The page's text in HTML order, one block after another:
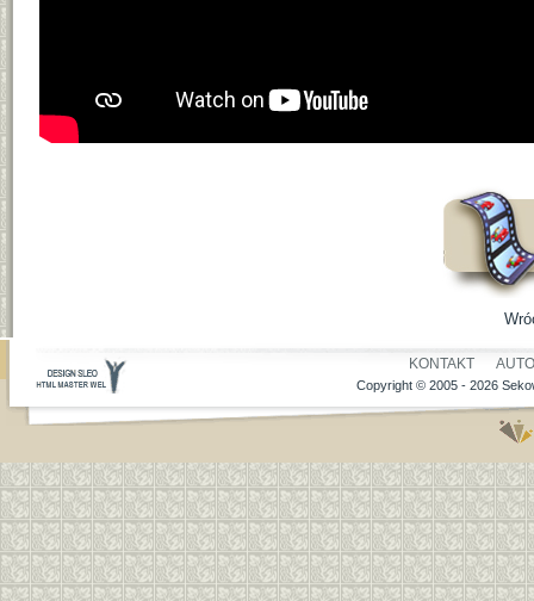
KONTAKT
Copyright © 2005 - 2026